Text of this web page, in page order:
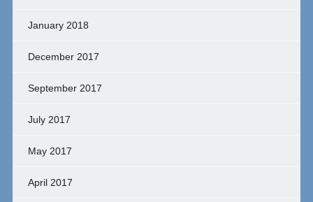
January 2018
December 2017
September 2017
July 2017
May 2017
April 2017